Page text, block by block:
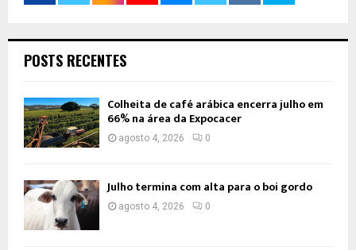
POSTS RECENTES
Colheita de café arábica encerra julho em
66% na área da Expocacer
agosto 4, 2026 0
Julho termina com alta para o boi gordo
agosto 4, 2026 0